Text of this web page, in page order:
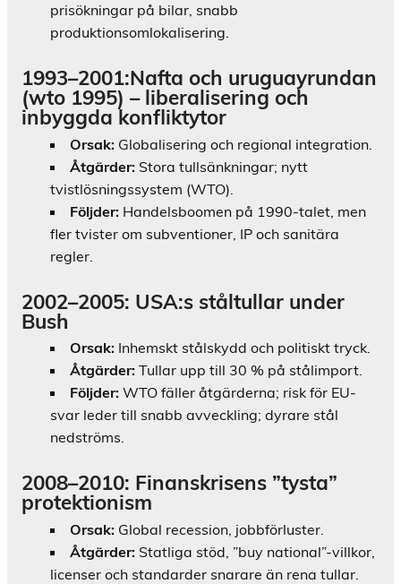
prisökningar på bilar, snabb
produktionsomlokalisering.
1993–2001:Nafta och uruguayrundan
(wto 1995) – liberalisering och
inbyggda konfliktytor
Orsak: Globalisering och regional integration.
Åtgärder: Stora tullsänkningar; nytt
tvistlösningssystem (WTO).
Följder: Handelsboomen på 1990-talet, men
fler tvister om subventioner, IP och sanitära
regler.
2002–2005: USA:s ståltullar under
Bush
Orsak: Inhemskt stålskydd och politiskt tryck.
Åtgärder: Tullar upp till 30 % på stålimport.
Följder: WTO fäller åtgärderna; risk för EU-
svar leder till snabb avveckling; dyrare stål
nedströms.
2008–2010: Finanskrisens ”tysta”
protektionism
Orsak: Global recession, jobbförluster.
Åtgärder: Statliga stöd, ”buy national”-villkor,
licenser och standarder snarare än rena tullar.